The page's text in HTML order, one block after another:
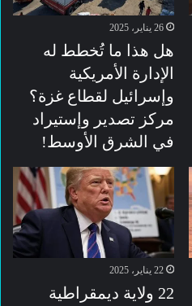
26 يناير، 2025
هل هذا ما تُخطط له
الإدارة الأمريكية
وإسرائيل لقطاع غزة؟
مركز تصدير وإستيراد
في الشرق الأوسط!
22 يناير، 2025
22 ولاية ديمقراطية